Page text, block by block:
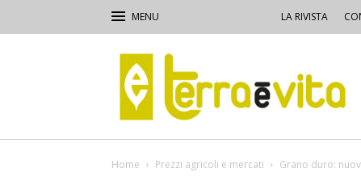
LA RIVISTA
Terra
e
Vita
Home Prezzi agricoli e mercati Grano duro: